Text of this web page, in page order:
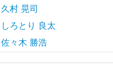
久村 晃司
しろとり 良太
佐々木 勝浩